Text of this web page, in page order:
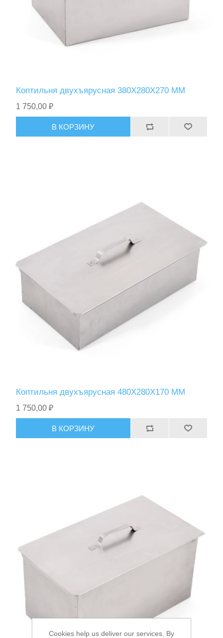
Коптильня двухъярусная 380Х280Х270 ММ
1 750,00 ₽
В КОРЗИНУ
Коптильня двухъярусная 480Х280Х170 ММ
1 750,00 ₽
В КОРЗИНУ
Cookies help us deliver our services. By